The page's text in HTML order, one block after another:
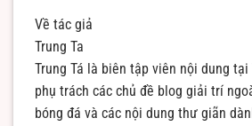
Về tác giả
Trung Ta
Trung Tá là biên tập viên nội dung
phụ trách các chủ đề blog giải trí
bóng đá và các nội dung thư giãn